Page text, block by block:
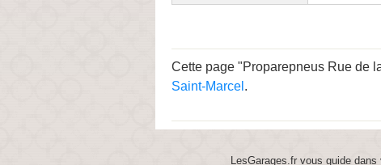
Cette page "Proparepneus Rue de
Saint-Marcel .
LesGarages.fr vous guide